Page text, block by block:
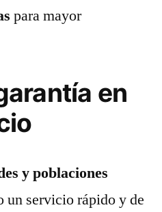
para mayor
en
y poblaciones
un servicio rápido y de